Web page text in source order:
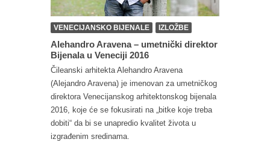
VENECIJANSKO BIJENALE IZLOŽBE
Alehandro Aravena – umetnički direktor
Bijenala u Veneciji 2016
Čileanski arhitekta Alehandro Aravena
(Alejandro Aravena) je imenovan za umetničkog
direktora Venecijanskog arhitektonskog bijenala
2016, koje će se fokusirati na „bitke koje treba
dobiti“ da bi se unapredio kvalitet života u
izgrađenim sredinama.